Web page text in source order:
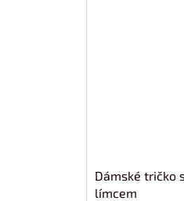
Dámské tričko
límcem